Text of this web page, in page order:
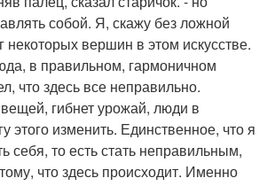
собой. Я, скажу без ложной
некоторых вершин в этом искусстве.
в правильном, гармоничном
что здесь все неправильно.
гибнет урожай, люди в
этого изменить. Единственное, что я
себя, то есть стать неправильным,
что здесь происходит. Именно